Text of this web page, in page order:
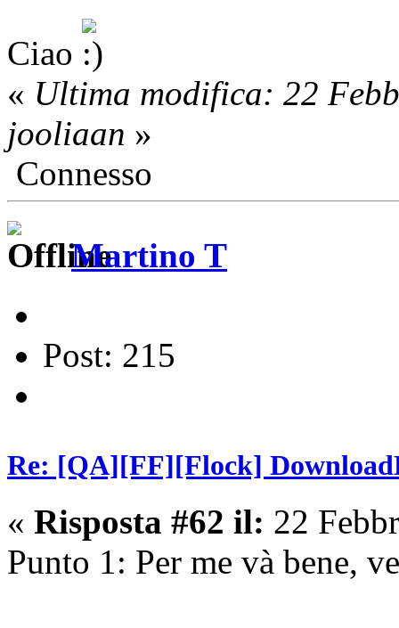
Ciao
« Ultima modifica: 22
jooliaan »
Connesso
Martino T
Post: 215
Re: [QA][FF][Flock]
« Risposta #62 il: 22
Punto 1: Per me và bene,